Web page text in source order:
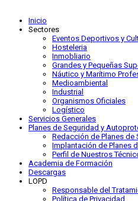
Inicio
Sectores
Eventos Deportivos y
Hosteleria
Inmobliario
Grandes y Pequeñas
Náutico y Marítimo
Medioambiental
Industrial
Organismos Oficiales
Logístico
Servicios Generales
Planes de Seguridad y
Redacción de Planes de
Implantación de Planes
Perfil de Nuestros
Academia de Formación
Descargas
LOPD
Responsable del
Política de Privacidad